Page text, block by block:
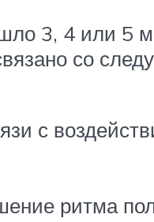
3, 4 или 5
со
с
ритма